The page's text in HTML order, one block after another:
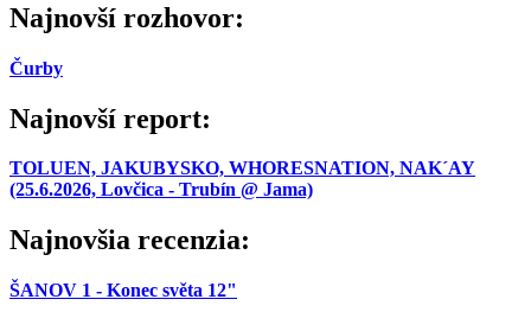
Najnovší rozhovor:
Čurby
Najnovší report:
TOLUEN, JAKUBYSKO, WHORESNATION, NAK´AY
(25.6.2026, Lovčica - Trubín @ Jama)
Najnovšia recenzia:
ŠANOV 1 - Konec světa 12"